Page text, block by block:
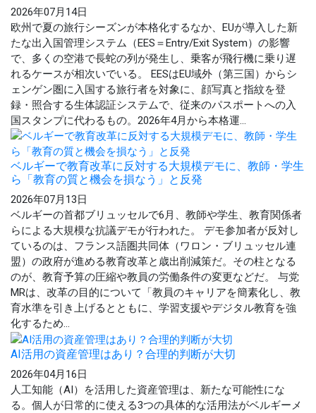
2026年07月14日
欧州で夏の旅行シーズンが本格化するなか、EUが導入した新
たな出入国管理システム（EES＝Entry/Exit System）の影響
で、多くの空港で長蛇の列が発生し、乗客が飛行機に乗り遅
れるケースが相次いでいる。 EESはEU域外（第三国）からシ
ェンゲン圏に入国する旅行者を対象に、顔写真と指紋を登
録・照合する生体認証システムで、従来のパスポートへの入
国スタンプに代わるもの。2026年4月から本格運...
ベルギーで教育改革に反対する大規模デモに、教師・学生
ら「教育の質と機会を損なう」と反発
2026年07月13日
ベルギーの首都ブリュッセルで6月、教師や学生、教育関係者
らによる大規模な抗議デモが行われた。 デモ参加者が反対し
ているのは、フランス語圏共同体（ワロン・ブリュッセル連
盟）の政府が進める教育改革と歳出削減策だ。その柱となる
のが、教育予算の圧縮や教員の労働条件の変更などだ。 与党
MRは、改革の目的について「教員のキャリアを簡素化し、教
育水準を引き上げるとともに、学習支援やデジタル教育を強
化するため...
AI活用の資産管理はあり？合理的判断が大切
2026年04月16日
人工知能（AI）を活用した資産管理は、新たな可能性にな
る。個人が日常的に使える3つの具体的な活用法がベルギーメ